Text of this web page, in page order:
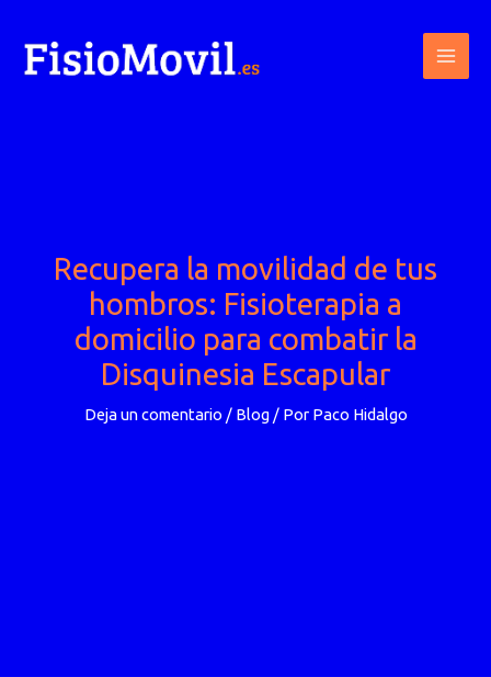
contenido
Recupera la movilidad de tus
hombros: Fisioterapia a
domicilio para combatir la
Disquinesia Escapular
Deja un comentario / Blog/ Por Paco Hidalgo